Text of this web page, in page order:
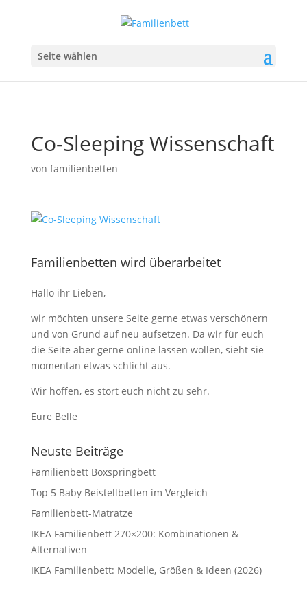
Seite wählen
Co-Sleeping Wissenschaft
von familienbetten
Familienbetten wird überarbeitet
Hallo ihr Lieben,
wir möchten unsere Seite gerne etwas verschönern
und von Grund auf neu aufsetzen. Da wir für euch
die Seite aber gerne online lassen wollen, sieht sie
momentan etwas schlicht aus.
Wir hoffen, es stört euch nicht zu sehr.
Eure Belle
Neuste Beiträge
Familienbett Boxspringbett
Top 5 Baby Beistellbetten im Vergleich
Familienbett-Matratze
IKEA Familienbett 270×200: Kombinationen &
Alternativen
IKEA Familienbett: Modelle, Größen & Ideen (2026)